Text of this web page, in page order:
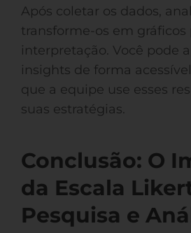
Após coletar os dados,
transforme-os em gráficos
interpretação. Você pode
insights de forma
que a equipe use esses
suas estratégias.
Conclusão: O
da Escala
Pesquisa e